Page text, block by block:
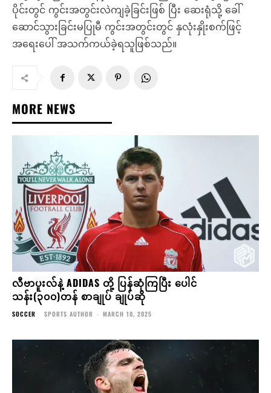
ပိုင်းတွင် ကွင်းအတွင်းလဲကျခဲ့ခြင်းဖြစ် ပြီး ဆေးရုံသို့ ခေါ်
ဆောင်သွားခြင်းမပြုမီ ကွင်းအတွင်းတွင် နှလုံးနှိုးစက်ဖြင့်
အရေးပေါ် အသက်ကယ်ခဲ့ရသူဖြစ်သည်။
MORE NEWS
လီဗာပူးလ်နဲ့ ADIDAS တို့ ပြန်ဆုံကြပြီး ပေါင်
သန်း(၃၀၀)တန် စာချုပ် ချုပ်ဆို
SOCCER SPORTS AUTHOR - MARCH 10, 2025